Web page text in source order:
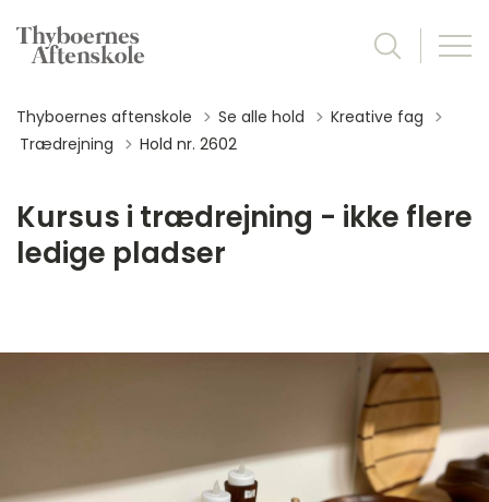
Thyboernes aftenskole Se alle hold
Kreative fag
Tilbage til
Trædrejning Hold nr. 2602
Kursus i trædrejning - ikke flere
ledige pladser